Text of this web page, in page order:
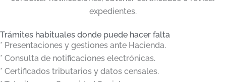
expedientes.
Trámites habituales donde puede hacer falta
* Presentaciones y gestiones ante Hacienda.
* Consulta de notificaciones electrónicas.
* Certificados tributarios y datos censales.